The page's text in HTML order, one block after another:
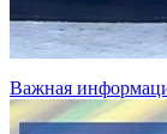
Важная